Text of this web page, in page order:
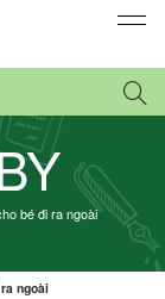
bé đi ra ngoài
ngoài